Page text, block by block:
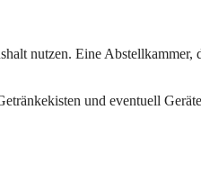
nutzen. Eine Abstellkammer,
und eventuell